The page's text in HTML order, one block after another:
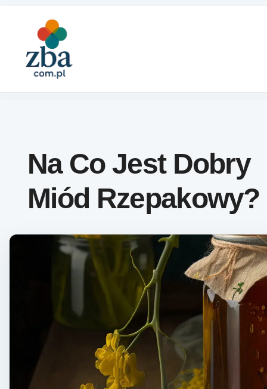
Na Co Jest Dobry
Miód Rzepakowy?